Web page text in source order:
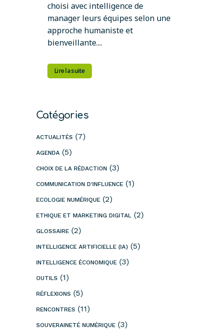
choisi avec intelligence de
manager leurs équipes selon une
approche humaniste et
bienveillante....
Lire la suite
Catégories
ACTUALITÉS (7)
AGENDA (5)
CHOIX DE LA RÉDACTION (3)
COMMUNICATION D'INFLUENCE (1)
ECOLOGIE NUMÉRIQUE (2)
ETHIQUE ET MARKETING DIGITAL (2)
GLOSSAIRE (2)
INTELLIGENCE ARTIFICIELLE (IA) (5)
INTELLIGENCE ÉCONOMIQUE (3)
OUTILS (1)
RÉFLEXIONS (5)
RENCONTRES (11)
SOUVERAINETÉ NUMÉRIQUE (3)